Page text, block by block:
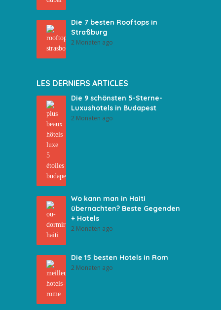
Die 7 besten Rooftops in
Straßburg
2 Monaten ago
LES DERNIERS ARTICLES
Die 9 schönsten 5-Sterne-
Luxushotels in Budapest
2 Monaten ago
Wo kann man in Haiti
übernachten? Beste Gegenden
+ Hotels
2 Monaten ago
Die 15 besten Hotels in Rom
2 Monaten ago